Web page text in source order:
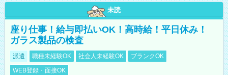
未読
座り仕事！給与即払いOK！高時給！平日休み！
ガラス製品の検査
派遣 職種未経験OK 社会人未経験OK
ブランクOK
WEB登録・面接OK